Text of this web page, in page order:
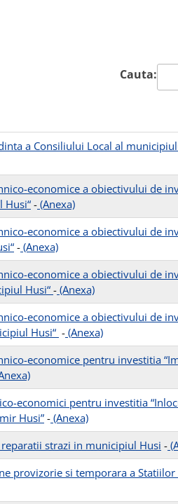
Cauta:
a Consiliului Local al
economice a obiectivului de
Husi“ - (Anexa)
economice a obiectivului de
- (Anexa)
economice a obiectivului de
Husi“- (Anexa)
economice a obiectivului de
Husi“ - (Anexa)
economice pentru investitia
economici pentru investitia
Husi” - (Anexa)
strazi in municipiul Husi -
provizorie si temporara a Statiilor